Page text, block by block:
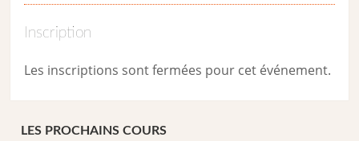
Inscription
Les inscriptions sont fermées pour cet événement.
LES PROCHAINS COURS